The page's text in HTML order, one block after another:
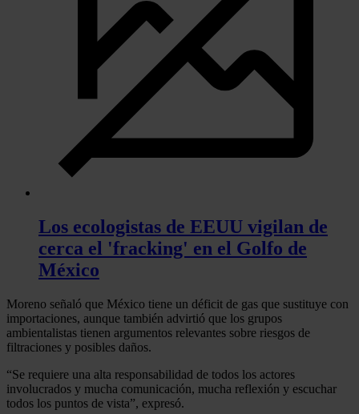
Los ecologistas de EEUU vigilan de
cerca el 'fracking' en el Golfo de
México
Moreno señaló que México tiene un déficit de gas que sustituye con
importaciones, aunque también advirtió que los grupos
ambientalistas tienen argumentos relevantes sobre riesgos de
filtraciones y posibles daños.
“Se requiere una alta responsabilidad de todos los actores
involucrados y mucha comunicación, mucha reflexión y escuchar
todos los puntos de vista”, expresó.